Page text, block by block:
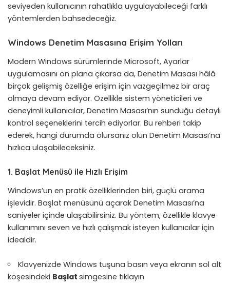
seviyeden kullanıcının rahatlıkla uygulayabileceği farklı
yöntemlerden bahsedeceğiz.
Windows Denetim Masasına Erişim Yolları
Modern Windows sürümlerinde Microsoft, Ayarlar
uygulamasını ön plana çıkarsa da, Denetim Masası hâlâ
birçok gelişmiş özelliğe erişim için vazgeçilmez bir araç
olmaya devam ediyor. Özellikle sistem yöneticileri ve
deneyimli kullanıcılar, Denetim Masası’nın sunduğu detaylı
kontrol seçeneklerini tercih ediyorlar. Bu rehberi takip
ederek, hangi durumda olursanız olun Denetim Masası’na
hızlıca ulaşabileceksiniz.
1. Başlat Menüsü ile Hızlı Erişim
Windows’un en pratik özelliklerinden biri, güçlü arama
işlevidir. Başlat menüsünü açarak Denetim Masası’na
saniyeler içinde ulaşabilirsiniz. Bu yöntem, özellikle klavye
kullanımını seven ve hızlı çalışmak isteyen kullanıcılar için
idealdir.
Klavyenizde Windows tuşuna basın veya ekranın sol alt
köşesindeki Başlat simgesine tıklayın